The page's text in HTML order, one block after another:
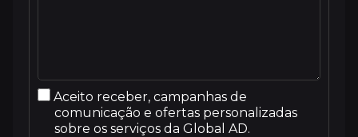
Aceito receber, campanhas de
comunicação e ofertas personalizadas
sobre os serviços da Global AD.